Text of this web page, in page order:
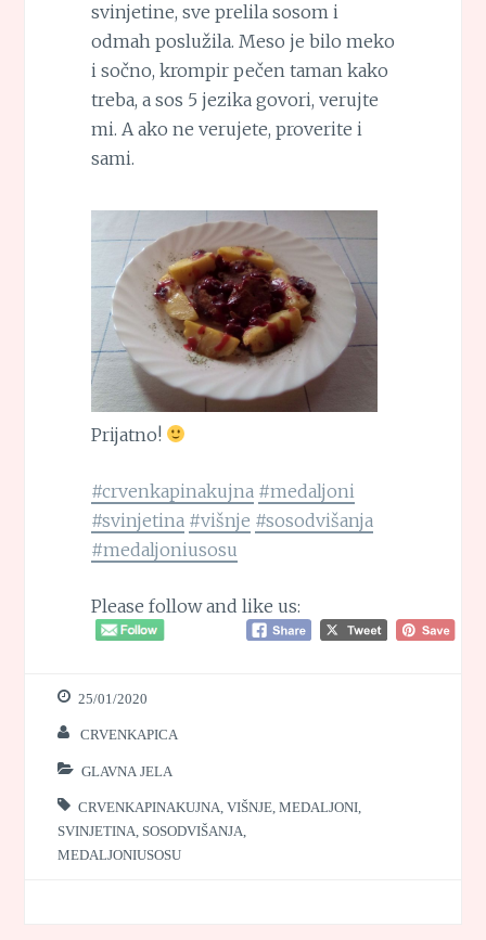
svinjetine, sve prelila sosom i
odmah poslužila. Meso je bilo meko
i sočno, krompir pečen taman kako
treba, a sos 5 jezika govori, verujte
mi. A ako ne verujete, proverite i
sami.
Prijatno!
#crvenkapinakujna #medaljoni
#svinjetina #višnje #sosodvišanja
#medaljoniusosu
Please follow and like us:
25/01/2020
CRVENKAPICA
GLAVNA JELA
CRVENKAPINAKUJNA ,VIŠNJE ,MEDALJONI
SVINJETINA
SOSODVIŠANJA
MEDALJONIUSOSU